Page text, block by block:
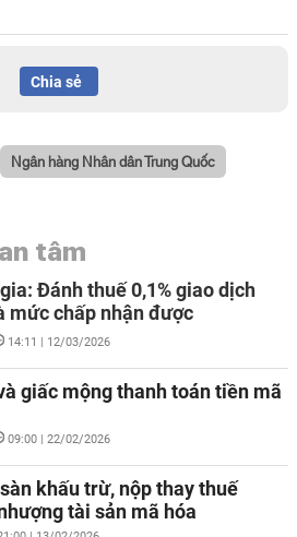
Chia sẻ
Ngân hàng Nhân dân Trung Quốc
tâm
Đánh thuế 0,1% giao dịch
mức chấp nhận được
14:11 | 12/03/2026
giấc mộng thanh toán tiền mã
09:00 | 22/02/2026
khấu trừ, nộp thay thuế
tài sản mã hóa